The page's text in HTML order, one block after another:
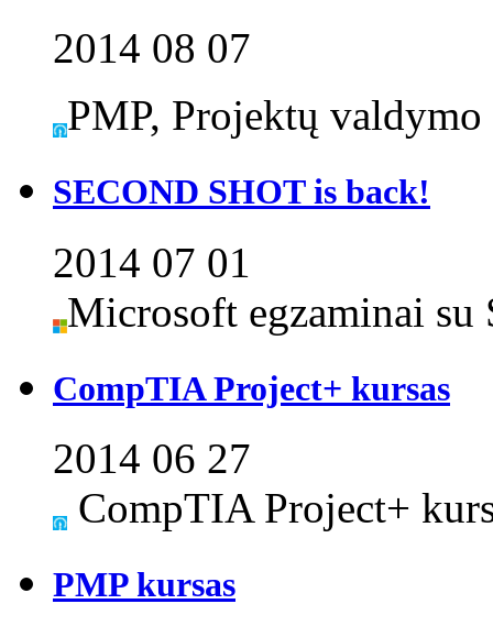
2014 08 07
PMP, Projektų
SECOND SHOT is back!
2014 07 01
Microsoft egzaminai su
CompTIA Project+ kursas
2014 06 27
CompTIA Project+
PMP kursas